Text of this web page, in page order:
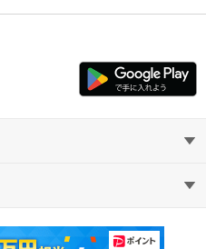
中古マンション
教えて！住まいの先生